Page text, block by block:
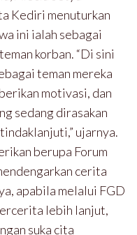
Kediri menuturkan
ini ialah sebagai
korban. “Di sini
teman mereka
motivasi, dan
sedang dirasakan
ujarnya.
berupa Forum
cerita
apabila melalui FGD
lebih lanjut,
suka cita